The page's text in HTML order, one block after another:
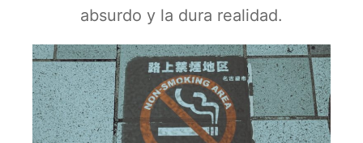
absurdo y la dura realidad.